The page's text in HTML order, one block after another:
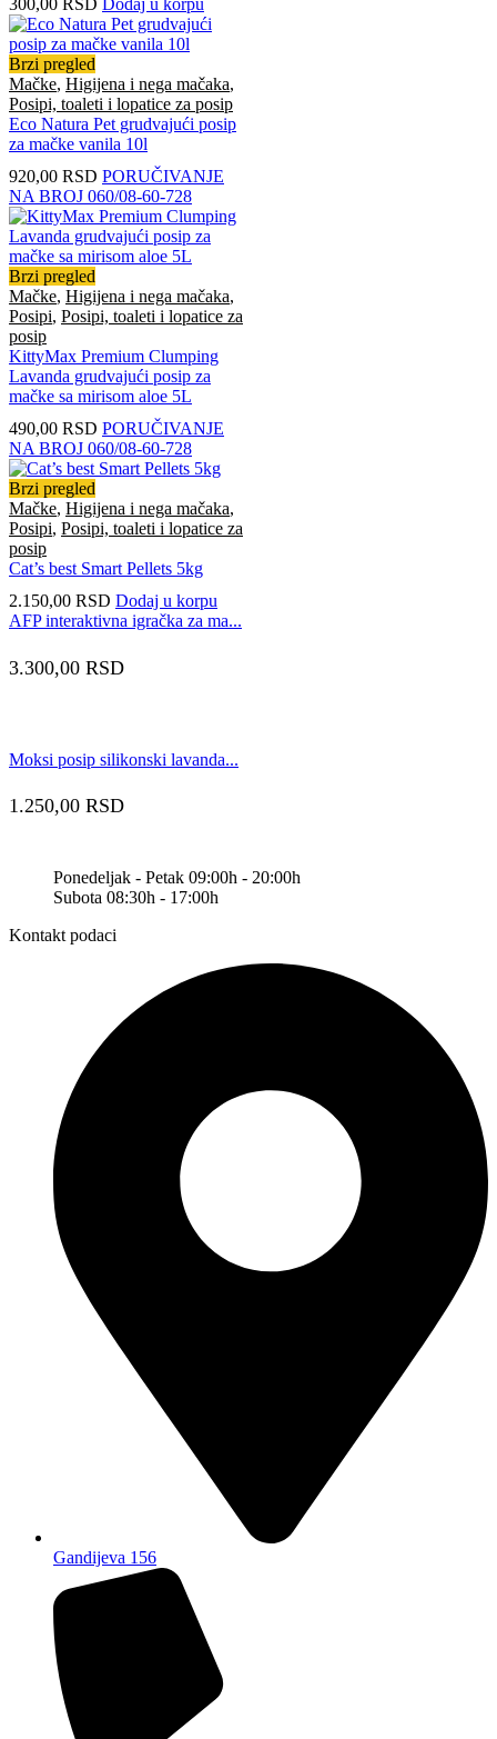
300,00 RSD Dodaj u korpu
Brzi pregled
Mačke, Higijena i nega mačaka,
Posipi, toaleti i lopatice za posip
Eco Natura Pet grudvajući posip
za mačke vanila 10l
920,00 RSD PORUČIVANJE
NA BROJ 060/08-60-728
Brzi pregled
Mačke, Higijena i nega mačaka,
Posipi, Posipi, toaleti i lopatice za
posip
KittyMax Premium Clumping
Lavanda grudvajući posip za
mačke sa mirisom aloe 5L
490,00 RSD PORUČIVANJE
NA BROJ 060/08-60-728
Brzi pregled
Mačke, Higijena i nega mačaka,
Posipi, Posipi, toaleti i lopatice za
posip
Cat’s best Smart Pellets 5kg
2.150,00 RSD Dodaj u korpu
AFP interaktivna igračka za ma...
3.300,00 RSD
Moksi posip silikonski lavanda...
1.250,00 RSD
Ponedeljak - Petak 09:00h - 20:00h
Subota 08:30h - 17:00h
Kontakt podaci
Gandijeva 156